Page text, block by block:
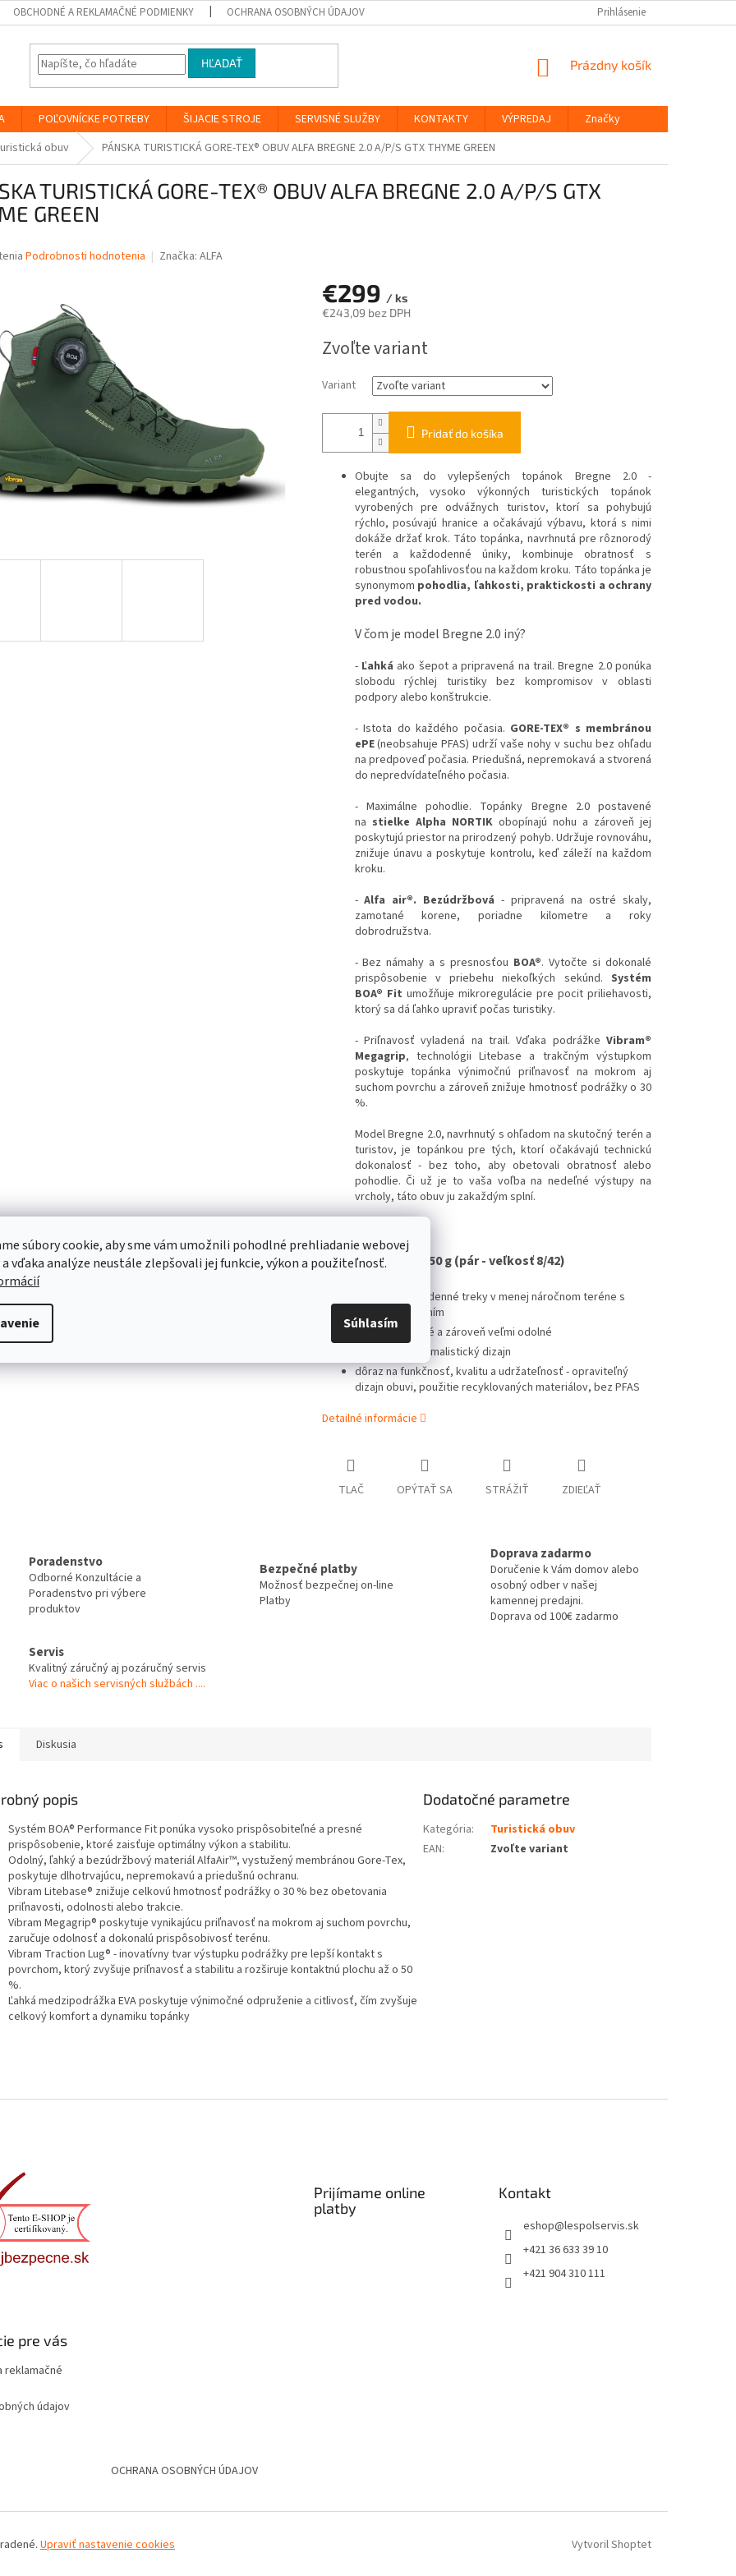
súbory cookie, aby sme vám umožnili pohodlné prehliadanie webovej
vďaka analýze neustále zlepšovali jej funkcie, výkon a použiteľnosť.
Súhlasím
OBCHODNÉ A REKLAMAČNÉ PODMIENKY OCHRANA OSOBNÝCH ÚDAJOV Prihlásenie
HĽADAŤ
NÁKUPNÝ
Prázdny košík
POĽOVNÍCKE POTREBY ŠIJACIE STROJE SERVISNÉ SLUŽBY KONTAKTY VÝPREDAJ
Značky
obuv PÁNSKA TURISTICKÁ GORE-TEX® OBUV ALFA BREGNE 2.0 A/P/S GTX THYME GREEN
TURISTICKÁ GORE-TEX® OBUV ALFA BREGNE 2.0 A/P/S GTX
GREEN
Podrobnosti hodnotenia Značka: ALFA
€299 / ks
€243,09 bez DPH
cena:
Zvoľte variant
Variant
Pridať do košíka
Obujte sa do vylepšených topánok Bregne 2.0 -
elegantných, vysoko výkonných turistických topánok
vyrobených pre odvážnych turistov, ktorí sa pohybujú
rýchlo, posúvajú hranice a očakávajú výbavu, ktorá s nimi
dokáže držať krok. Táto topánka, navrhnutá pre rôznorodý
terén a každodenné úniky, kombinuje obratnosť s
robustnou spoľahlivosťou na každom kroku. Táto topánka je
synonymom pohodlia, ľahkosti, praktickosti a ochrany
pred vodou.
V čom je model Bregne 2.0 iný?
- Ľahká ako šepot a pripravená na trail. Bregne 2.0 ponúka
slobodu rýchlej turistiky bez kompromisov v oblasti
podpory alebo konštrukcie.
- Istota do každého počasia. GORE-TEX® s membránou
ePE(neobsahuje PFAS) udrží vaše nohy v suchu bez ohľadu
na predpoveď počasia. Priedušná, nepremokavá a stvorená
do nepredvídateľného počasia.
- Maximálne pohodlie. Topánky Bregne 2.0 postavené
na stielke Alpha NORTIKobopínajú nohu a zároveň jej
poskytujú priestor na prirodzený pohyb. Udržuje rovnováhu,
znižuje únavu a poskytuje kontrolu, keď záleží na každom
kroku.
-Alfa air®. Bezúdržbová - pripravená na ostré skaly,
zamotané korene, poriadne kilometre a roky
dobrodružstva.
- Bez námahy a s presnosťou BOA®. Vytočte si dokonalé
prispôsobenie v priebehu niekoľkých sekúnd. Systém
BOA® Fit umožňuje mikroregulácie pre pocit priliehavosti,
ktorý sa dá ľahko upraviť počas turistiky.
- Priľnavosť vyladená na trail. Vďaka podrážke Vibram®
Megagrip, technológii Litebase a trakčným výstupkom
poskytuje topánka výnimočnú priľnavosť na mokrom aj
suchom povrchu a zároveň znižuje hmotnosť podrážky o 30
%.
Model Bregne 2.0, navrhnutý s ohľadom na skutočný terén a
turistov, je topánkou pre tých, ktorí očakávajú technickú
dokonalosť - bez toho, aby obetovali obratnosť alebo
pohodlie. Či už je to vaša voľba na nedeľné výstupy na
vrcholy, táto obuv ju zakaždým splní.
Hmotnosť: 650 g (pár - veľkosť 8/42)
pre pohodové denné treky v menej náročnom teréne s
ľahkým zaťažením
Pohodlné, ľahké a zároveň veľmi odolné
nadčasový minimalistický dizajn
dôraz na funkčnosť, kvalitu a udržateľnosť - opraviteľný
dizajn obuvi, použitie recyklovaných materiálov, bez PFAS
Detailné informácie
TLAČ OPÝTAŤ SA STRÁŽIŤ ZDIEĽAŤ
Poradenstvo
Odborné Konzultácie a
Poradenstvo pri výbere
produktov
Bezpečné platby
Možnosť bezpečnej on-line
Platby
Doprava zadarmo
Doručenie k Vám domov alebo
osobný odber v našej
kamennej predajni.
Doprava od 100€ zadarmo
Servis
Kvalitný záručný aj pozáručný servis
Viac o našich servisných službách ....
Diskusia
popis
Systém BOA® Performance Fit ponúka vysoko prispôsobiteľné a presné
prispôsobenie, ktoré zaisťuje optimálny výkon a stabilitu.
Odolný, ľahký a bezúdržbový materiál AlfaAir™, vystužený membránou Gore-Tex,
poskytuje dlhotrvajúcu, nepremokavú a priedušnú ochranu.
Vibram Litebase® znižuje celkovú hmotnosť podrážky o 30 % bez obetovania
priľnavosti, odolnosti alebo trakcie.
Vibram Megagrip® poskytuje vynikajúcu priľnavosť na mokrom aj suchom povrchu,
zaručuje odolnosť a dokonalú prispôsobivosť terénu.
Vibram Traction Lug® - inovatívny tvar výstupku podrážky pre lepší kontakt s
povrchom, ktorý zvyšuje priľnavosť a stabilitu a rozširuje kontaktnú plochu až o 50
%.
Ľahká medzipodrážka EVA poskytuje výnimočné odpruženie a citlivosť, čím zvyšuje
celkový komfort a dynamiku topánky
Dodatočné parametre
Kategória:
Turistická obuv
EAN: Zvoľte variant
Prijímame online
platby
Kontakt
eshop@lespolservis.sk
+421 36 633 39 10
+421 904 310 111
pre vás
reklamačné
údajov
OCHRANA OSOBNÝCH ÚDAJOV
Vytvoril Shoptet
Upraviť nastavenie cookies